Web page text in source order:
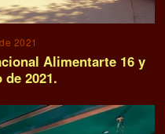
2021
Alimentarte 16 y
2021.